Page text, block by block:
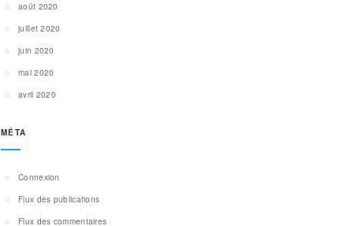
août 2020
juillet 2020
juin 2020
mai 2020
avril 2020
MÉTA
Connexion
Flux des publications
Flux des commentaires